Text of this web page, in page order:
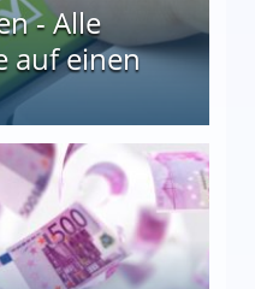
- Alle
auf einen